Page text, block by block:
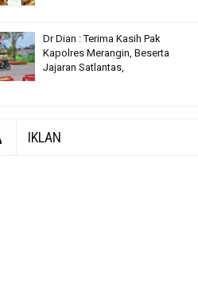
Dr Dian : Terima Kasih Pak
Kapolres Merangin, Beserta
Jajaran Satlantas,
IKLAN